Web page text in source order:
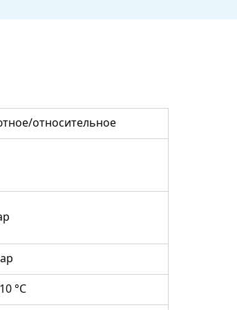
относительное
°C